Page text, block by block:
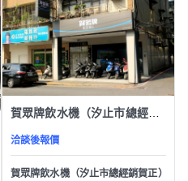
賀眾牌飲水機（汐止市總經銷賀正）
洽談後報價
賀眾牌飲水機（汐止市總經銷賀正）